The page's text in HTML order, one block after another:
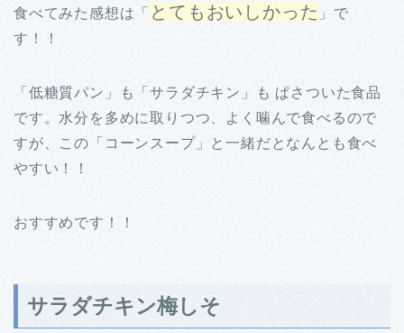
食べてみた感想は「 とてもおいしかった 」で
す！！
「低糖質パン」も「サラダチキン」も ぱさついた食品
です。水分を多めに取りつつ、よく噛んで食べるので
すが、この「コーンスープ」と一緒だとなんとも食べ
やすい！！
おすすめです！！
サラダチキン梅しそ